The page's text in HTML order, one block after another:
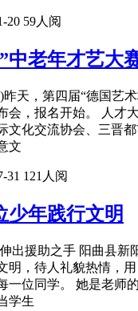
20 59人阅
中老年才艺大
天，第四届“德国艺
会，报名开始。 人才
文化交流协会、三晋
文
31 121人阅
少年践行文明
出援助之手 阳曲县新
明，待人礼貌热情，
一位同学。 她是老师
学生